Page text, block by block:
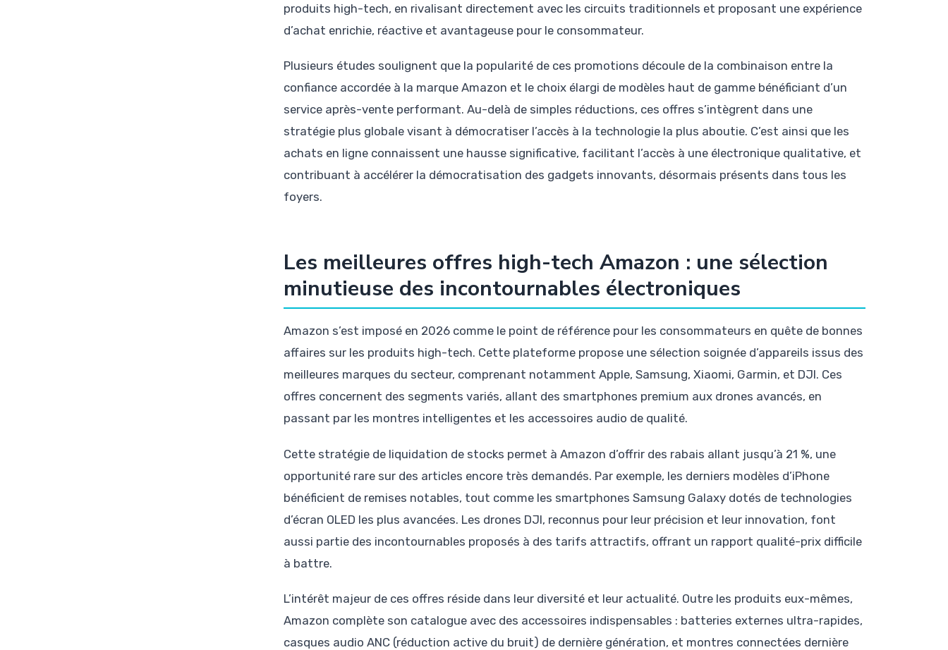
produits high-tech, en rivalisant directement avec les circuits traditionnels et proposant une expérience
d’achat enrichie, réactive et avantageuse pour le consommateur.
Plusieurs études soulignent que la popularité de ces promotions découle de la combinaison entre la
confiance accordée à la marque Amazon et le choix élargi de modèles haut de gamme bénéficiant d’un
service après-vente performant. Au-delà de simples réductions, ces offres s’intègrent dans une
stratégie plus globale visant à démocratiser l’accès à la technologie la plus aboutie. C’est ainsi que les
achats en ligne connaissent une hausse significative, facilitant l’accès à une électronique qualitative, et
contribuant à accélérer la démocratisation des gadgets innovants, désormais présents dans tous les
foyers.
Les meilleures offres high-tech Amazon : une sélection
minutieuse des incontournables électroniques
Amazon s’est imposé en 2026 comme le point de référence pour les consommateurs en quête de bonnes
affaires sur les produits high-tech. Cette plateforme propose une sélection soignée d’appareils issus des
meilleures marques du secteur, comprenant notamment Apple, Samsung, Xiaomi, Garmin, et DJI. Ces
offres concernent des segments variés, allant des smartphones premium aux drones avancés, en
passant par les montres intelligentes et les accessoires audio de qualité.
Cette stratégie de liquidation de stocks permet à Amazon d’offrir des rabais allant jusqu’à 21 %, une
opportunité rare sur des articles encore très demandés. Par exemple, les derniers modèles d’iPhone
bénéficient de remises notables, tout comme les smartphones Samsung Galaxy dotés de technologies
d’écran OLED les plus avancées. Les drones DJI, reconnus pour leur précision et leur innovation, font
aussi partie des incontournables proposés à des tarifs attractifs, offrant un rapport qualité-prix difficile
à battre.
L’intérêt majeur de ces offres réside dans leur diversité et leur actualité. Outre les produits eux-mêmes,
Amazon complète son catalogue avec des accessoires indispensables : batteries externes ultra-rapides,
casques audio ANC (réduction active du bruit) de dernière génération, et montres connectées dernière